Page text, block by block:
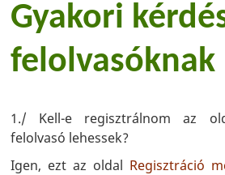
Gyakori
felolvasóknak
1./ Kell-e regisztrálnom az
felolvasó lehessek?
Igen, ezt az oldal Regisztráció